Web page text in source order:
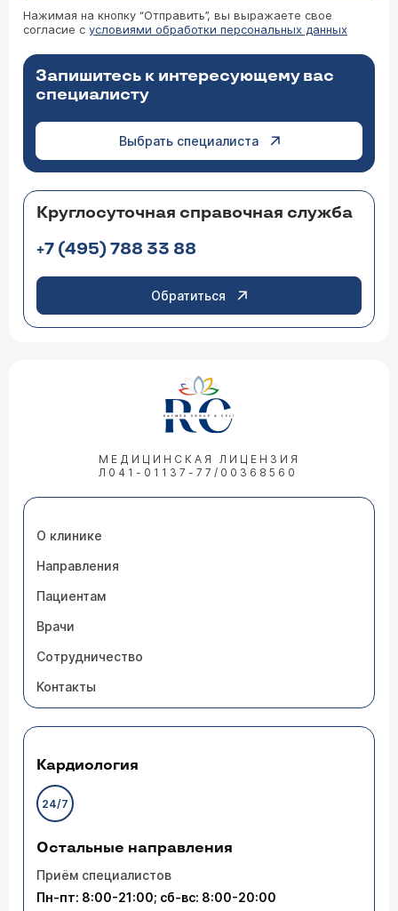
Нажимая на кнопку “Отправить”, вы выражаете свое
согласие с условиями обработки персональных данных
Запишитесь к интересующему вас
специалисту
Выбрать специалиста
Круглосуточная справочная служба
+7 (495) 788 33 88
Обратиться
МЕДИЦИНСКАЯ ЛИЦЕНЗИЯ
Л041-01137-77/00368560
О клинике
Направления
Пациентам
Врачи
Сотрудничество
Контакты
Кардиология
24/7
Остальные направления
Приём специалистов
Пн-пт: 8:00-21:00; сб-вс: 8:00-20:00